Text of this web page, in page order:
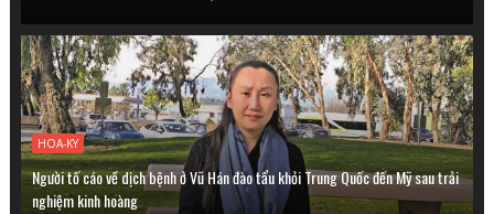
HOA-KY
Người tố cáo về dịch bệnh ở Vũ Hán đào tẩu khỏi Trung Quốc đến Mỹ sau trải
nghiệm kinh hoàng